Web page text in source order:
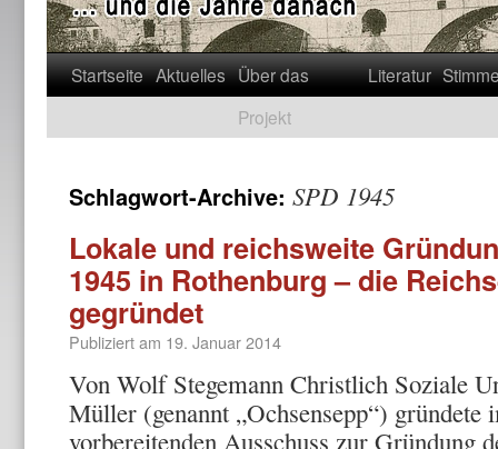
Startseite Aktuelles Über das
Projekt
Literatur
Schlagwort-Archive: SPD 1945
Lokale und reichsweite
1945 in Rothenburg – die
gegründet
Publiziert am 19. Januar 2014
Von Wolf Stegemann Christlich Soziale
Müller (genannt „Ochsensepp“) gründete
vorbereitenden Ausschuss zur Gründung